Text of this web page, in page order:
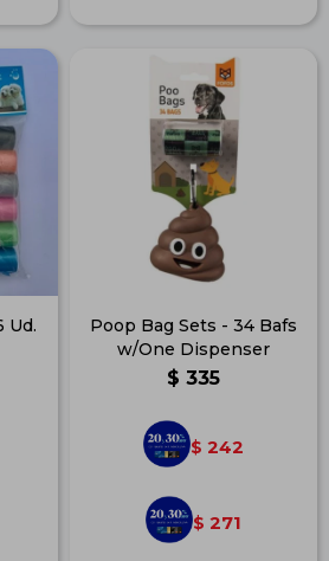
Ud.
Poop Bag Sets - 34 Bafs
w/One Dispenser
$ 335
$ 242
$ 271